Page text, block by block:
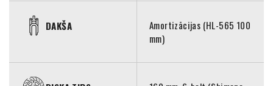
DAKŠA
Amortizācijas (HL-565 100
mm)